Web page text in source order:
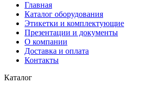
Главная
Каталог оборудования
Этикетки и комплектующие
Презентации и документы
О компании
Доставка и оплата
Контакты
Каталог